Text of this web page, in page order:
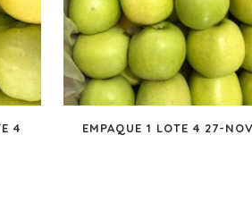
4 EMPAQUE 1 LOTE 4 27-